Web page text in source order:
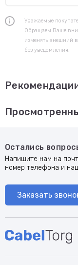
Уважаемые
Обращаем Ваше
изменять внешний
без уведомления.
Остались
Напишите нам на
номер телефона и
Заказать